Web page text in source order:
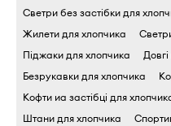
Светри без застібки для
Жилети для хлопчика
Піджаки для хлопчика
Безрукавки для хлопчика
Кофти иа застібці для
Штани для хлопчика